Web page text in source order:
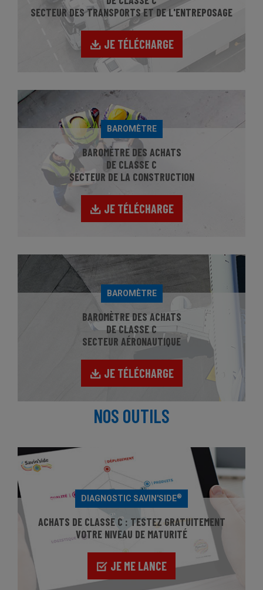
SECTEUR DES TRANSPORTS ET DE L'ENTREPOSAGE
JE TÉLÉCHARGE
BAROMÈTRE
BAROMÈTRE DES ACHATS
DE CLASSE C
SECTEUR DE LA CONSTRUCTION
JE TÉLÉCHARGE
BAROMÈTRE
BAROMÈTRE DES ACHATS
DE CLASSE C
SECTEUR AÉRONAUTIQUE
JE TÉLÉCHARGE
NOS OUTILS
DIAGNOSTIC SAVIN'SIDE®
ACHATS DE CLASSE C : TESTEZ GRATUITEMENT
VOTRE NIVEAU DE MATURITÉ
JE ME LANCE